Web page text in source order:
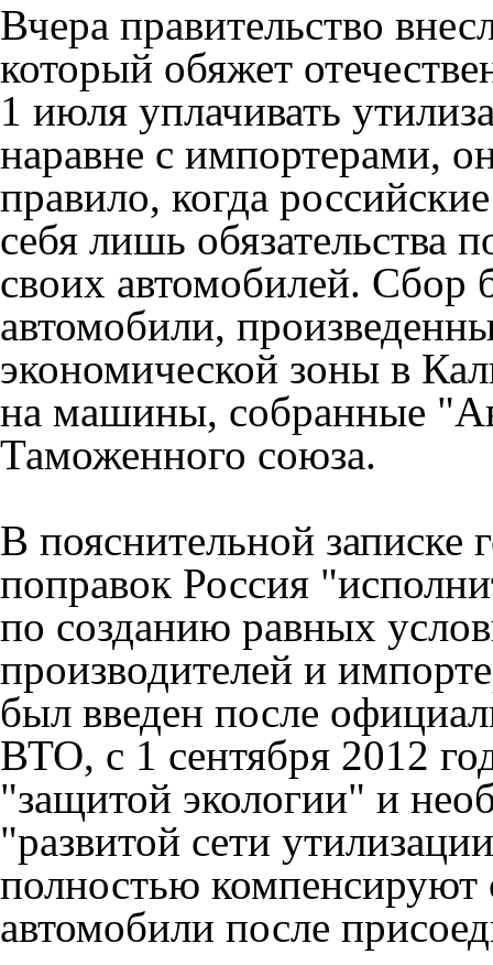
Вчера правительство
который обяжет
1 июля уплачивать
наравне с импортерами,
правило, когда
себя лишь обязательства
своих автомобилей. Сбор
автомобили,
экономической зоны в
на машины, собранные
Таможенного союза.
В пояснительной
поправок Россия
по созданию равных
производителей и
был введен после
ВТО, с 1 сентября 2012
"защитой экологии" и
"развитой сети
полностью
автомобили после